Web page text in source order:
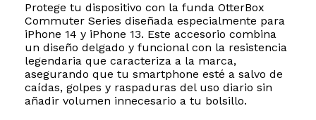
Protege tu dispositivo con la funda OtterBox
Commuter Series diseñada especialmente para
iPhone 14 y iPhone 13. Este accesorio combina
un diseño delgado y funcional con la resistencia
legendaria que caracteriza a la marca,
asegurando que tu smartphone esté a salvo de
caídas, golpes y raspaduras del uso diario sin
añadir volumen innecesario a tu bolsillo.